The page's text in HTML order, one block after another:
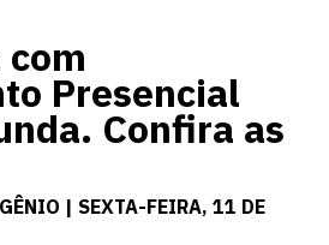
Presencial
Confira as
| SEXTA-FEIRA, 11 DE